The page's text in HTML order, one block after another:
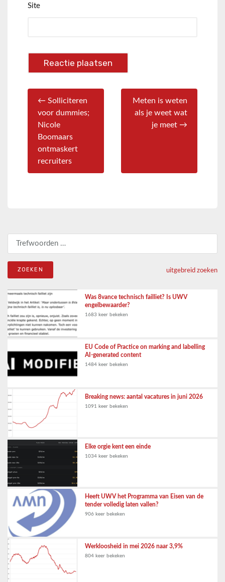
Site
← Solliciteren
voor dummies;
Nicole
Boomaars
ontmaskert
recruiters
Meten is weten
als je weet wat
je meet →
uitgebreid zoeken
Was 8vance technisch failliet? Is UWV
engelbewaarder?
1683 keer bekeken
EU Code of Practice on marking and labelling
AI-generated content
1484 keer bekeken
Breaking news: aantal vacatures in juni 2026
1091 keer bekeken
Elke orgie kent een einde
1034 keer bekeken
Heeft UWV het Programma van Eisen van de
tender volledig laten vallen?
906 keer bekeken
Werkloosheid in mei 2026 naar 3,9%
804 keer bekeken